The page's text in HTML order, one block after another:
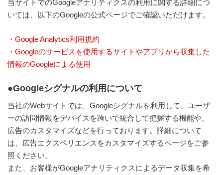
当サイトでのGoogleアナリティクスの利用に関する詳細につ
いては、以下のGoogleの公式ページでご確認いただけます。
・Google Analytics利用規約
・Googleのサービスを使用するサイトやアプリから収集した
情報のGoogleによる使用
●Googleシグナルの利用について
当社のWebサイトでは、Googleシグナルを利用して、ユーザ
ーの訪問情報をデバイスを跨いで統合して把握する機能や、
広告のカスタマイズなどを行っております。詳細について
は、広告エクスペリエンスをカスタマイズするページをご参
照ください。
また、お客様がGoogleアナリティクスによるデータ収集を希